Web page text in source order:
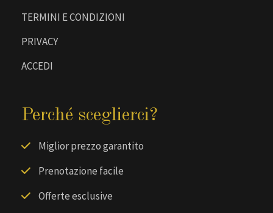
TERMINI E CONDIZIONI
PRIVACY
ACCEDI
Perché sceglierci?
Miglior prezzo garantito
Prenotazione facile
Offerte esclusive